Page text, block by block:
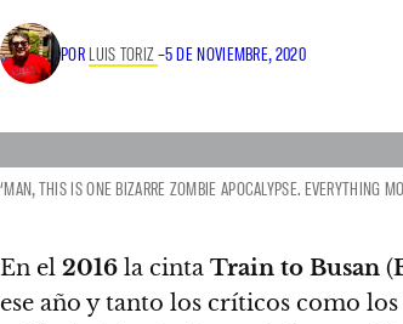
POR LUIS TORIZ –5 DE NOVIEMBRE, 2020
‘MAN, THIS IS ONE BIZARRE ZOMBIE APOCALYPSE. EVERYTHING
En el 2016 la cinta Train to Busan (
ese año y tanto los críticos como